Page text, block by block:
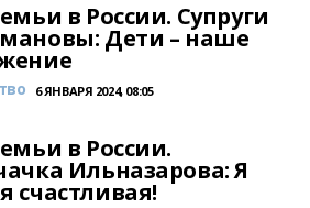
в России. Супруги
Дети – наше
6 ЯНВАРЯ 2024, 08:05
в России.
Ильназарова: Я
счастливая!